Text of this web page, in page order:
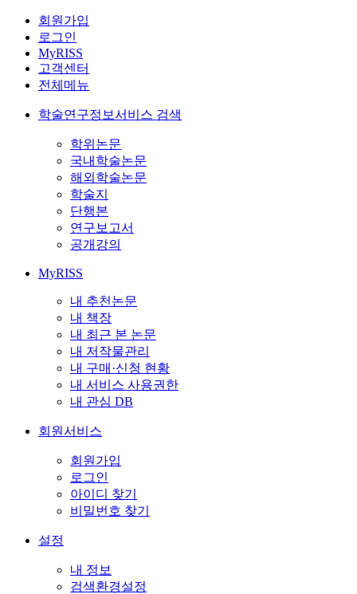
회원가입
로그인
MyRISS
고객센터
전체메뉴
학술연구정보서비스 검색
학위논문
국내학술논문
해외학술논문
학술지
단행본
연구보고서
공개강의
MyRISS
내 추천논문
내 책장
내 최근 본 논문
내 저작물관리
내 구매·신청 현황
내 서비스 사용권한
내 관심 DB
회원서비스
회원가입
로그인
아이디 찾기
비밀번호 찾기
설정
내 정보
검색환경설정